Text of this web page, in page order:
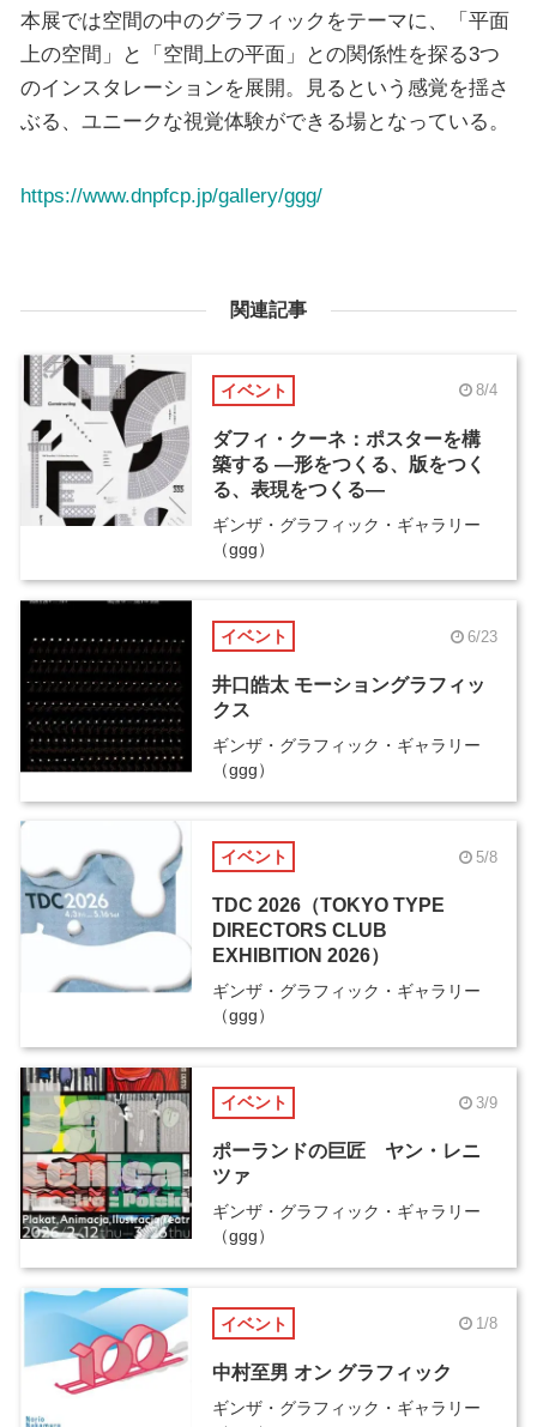
本展では空間の中のグラフィックをテーマに、「平面
上の空間」と「空間上の平面」との関係性を探る3つ
のインスタレーションを展開。見るという感覚を揺さ
ぶる、ユニークな視覚体験ができる場となっている。
https://www.dnpfcp.jp/gallery/ggg/
関連記事
イベント 8/4
ダフィ・クーネ：ポスターを構
築する ―形をつくる、版をつく
る、表現をつくる―
ギンザ・グラフィック・ギャラリー
（ggg）
イベント 6/23
井口皓太 モーショングラフィッ
クス
ギンザ・グラフィック・ギャラリー
（ggg）
イベント 5/8
TDC 2026（TOKYO TYPE
DIRECTORS CLUB
EXHIBITION 2026）
ギンザ・グラフィック・ギャラリー
（ggg）
イベント 3/9
ポーランドの巨匠 ヤン・レニ
ツァ
ギンザ・グラフィック・ギャラリー
（ggg）
イベント 1/8
中村至男 オン グラフィック
ギンザ・グラフィック・ギャラリー